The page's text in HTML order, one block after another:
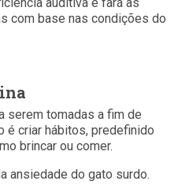
com base nas condições do
serem tomadas a fim de
é criar hábitos, predefinido
brincar ou comer.
ansiedade do gato surdo.